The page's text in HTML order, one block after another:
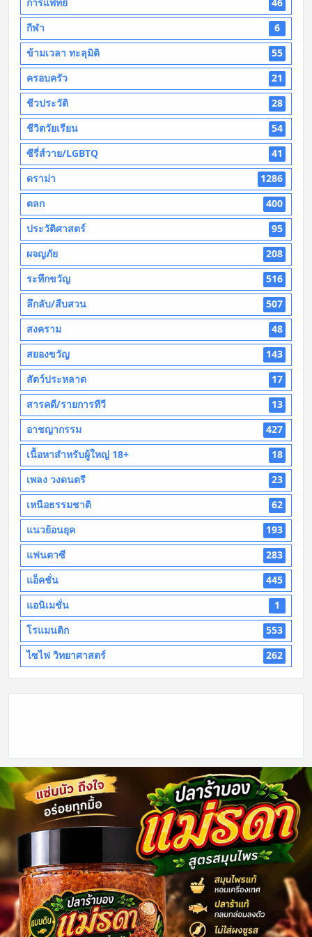
กีฬา
6
ข้ามเวลา ทะลุมิติ
55
ครอบครัว
21
ชีวประวัติ
28
ชีวิตวัยเรียน
54
ซีรี่ส์วาย/LGBTQ
41
ดราม่า
1286
ตลก
400
ประวัติศาสตร์
95
ผจญภัย
208
ระทึกขวัญ
516
ลึกลับ/สืบสวน
507
สงคราม
48
สยองขวัญ
143
สัตว์ประหลาด
17
สารคดี/รายการทีวี
13
อาชญากรรม
427
เนื้อหาสำหรับผู้ใหญ่ 18+
18
เพลง วงดนตรี
23
เหนือธรรมชาติ
62
แนวย้อนยุค
193
แฟนตาซี
283
แอ็คชั่น
445
แอนิเมชั่น
1
โรแมนติก
553
ไซไฟ วิทยาศาสตร์
262